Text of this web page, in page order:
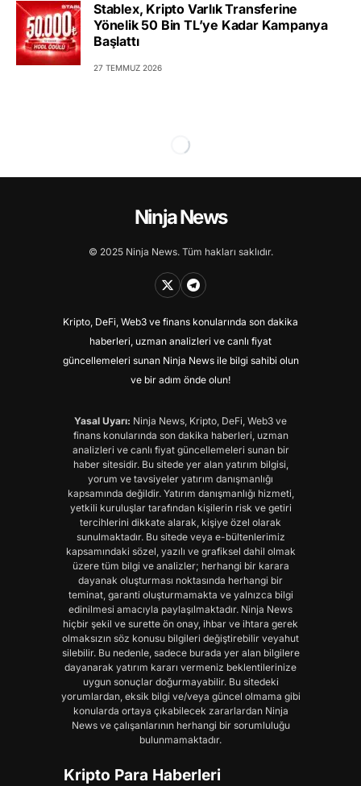
Stablex, Kripto Varlık Transferine
Yönelik 50 Bin TL’ye Kadar Kampanya
Başlattı
27 TEMMUZ 2026
Ninja News
© 2025 Ninja News. Tüm hakları saklıdır.
Kripto, DeFi, Web3 ve finans konularında son dakika
haberleri, uzman analizleri ve canlı fiyat
güncellemeleri sunan Ninja News ile bilgi sahibi olun
ve bir adım önde olun!
Yasal Uyarı: Ninja News, Kripto, DeFi, Web3 ve
finans konularında son dakika haberleri, uzman
analizleri ve canlı fiyat güncellemeleri sunan bir
haber sitesidir. Bu sitede yer alan yatırım bilgisi,
yorum ve tavsiyeler yatırım danışmanlığı
kapsamında değildir. Yatırım danışmanlığı hizmeti,
yetkili kuruluşlar tarafından kişilerin risk ve getiri
tercihlerini dikkate alarak, kişiye özel olarak
sunulmaktadır. Bu sitede veya e-bültenlerimiz
kapsamındaki sözel, yazılı ve grafiksel dahil olmak
üzere tüm bilgi ve analizler; herhangi bir karara
dayanak oluşturması noktasında herhangi bir
teminat, garanti oluşturmamakta ve yalnızca bilgi
edinilmesi amacıyla paylaşılmaktadır. Ninja News
hiçbir şekil ve surette ön onay, ihbar ve ihtara gerek
olmaksızın söz konusu bilgileri değiştirebilir veyahut
silebilir. Bu nedenle, sadece burada yer alan bilgilere
dayanarak yatırım kararı vermeniz beklentilerinize
uygun sonuçlar doğurmayabilir. Bu sitedeki
yorumlardan, eksik bilgi ve/veya güncel olmama gibi
konularda ortaya çıkabilecek zararlardan Ninja
News ve çalışanlarının herhangi bir sorumluluğu
bulunmamaktadır.
Kripto Para Haberleri